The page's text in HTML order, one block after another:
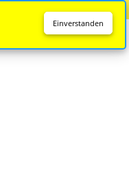
Einverstanden